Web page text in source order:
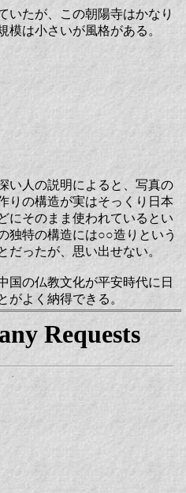
いたが、この朝陽寺はかなり
模は小さいが風格がある。
い人の説明によると、写真の
りの構造が実はそっくり日本
にそのまま使われているとい
独特の構造には○○造りという
だったが、思い出せない。
国の仏教文化が平安時代に日
がよく納得できる。